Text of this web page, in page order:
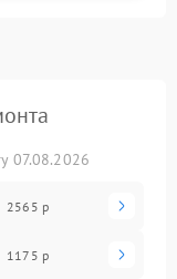
07.08.2026
2565 р
1175 р